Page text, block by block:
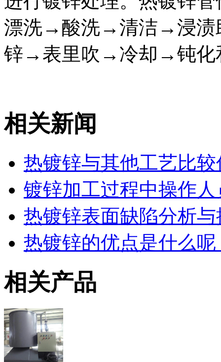
漂洗→酸洗→清洁→浸渍
锌→表里吹→冷却→钝化
相关新闻
热镀锌与其他工艺比较
镀锌加工过程中操作
热镀锌表面缺陷分析
热镀锌的优点是什么
相关产品